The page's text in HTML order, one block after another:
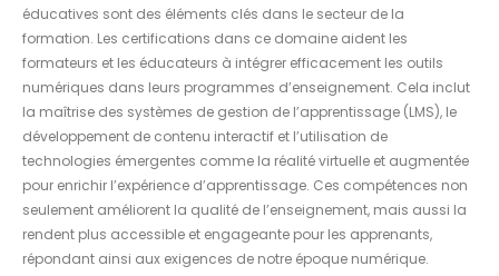
éducatives sont des éléments clés dans le secteur de la
formation. Les certifications dans ce domaine aident les
formateurs et les éducateurs à intégrer efficacement les outils
numériques dans leurs programmes d’enseignement. Cela inclut
la maîtrise des systèmes de gestion de l’apprentissage (LMS), le
développement de contenu interactif et l’utilisation de
technologies émergentes comme la réalité virtuelle et augmentée
pour enrichir l’expérience d’apprentissage. Ces compétences non
seulement améliorent la qualité de l’enseignement, mais aussi la
rendent plus accessible et engageante pour les apprenants,
répondant ainsi aux exigences de notre époque numérique.